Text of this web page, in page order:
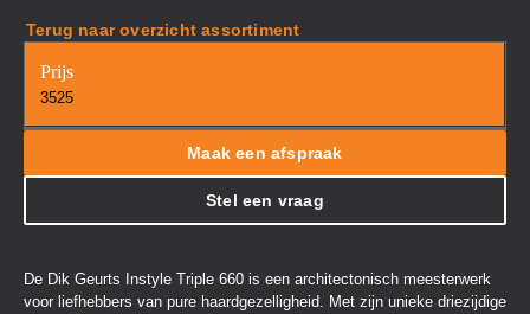
Terug naar overzicht assortiment
Prijs
3525
Maak een afspraak
Stel een vraag
De Dik Geurts Instyle Triple 660 is een architectonisch meesterwerk
voor liefhebbers van pure haardgezelligheid. Met zijn unieke driezijdige